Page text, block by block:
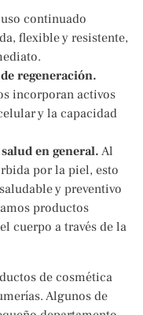
continuado
flexible y resistente,
regeneración.
incorporan activos
y la capacidad
en general. Al
por la piel, esto
y preventivo
productos
cuerpo a través de la
de cosmética
Algunos de